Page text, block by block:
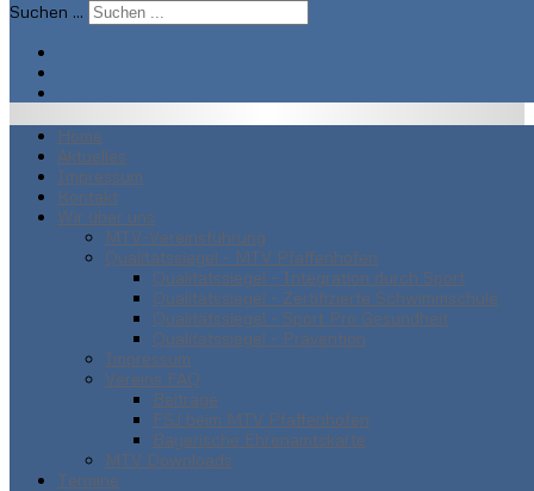
Suchen ...
Home
Aktuelles
Impressum
Kontakt
Wir über uns
MTV-Vereinsführung
Qualitätssiegel - MTV Pfaffenhofen
Qualitätssiegel - Integration durch Sport
Qualitätssiegel - Zertifizierte Schwimmschule
Qualitätssiegel - Sport Pro Gesundheit
Qualitätssiegel - Prävention
Impressum
Vereins FAQ
Beiträge
FSJ beim MTV Pfaffenhofen
Bayerische Ehrenamtskarte
MTV Downloads
Termine